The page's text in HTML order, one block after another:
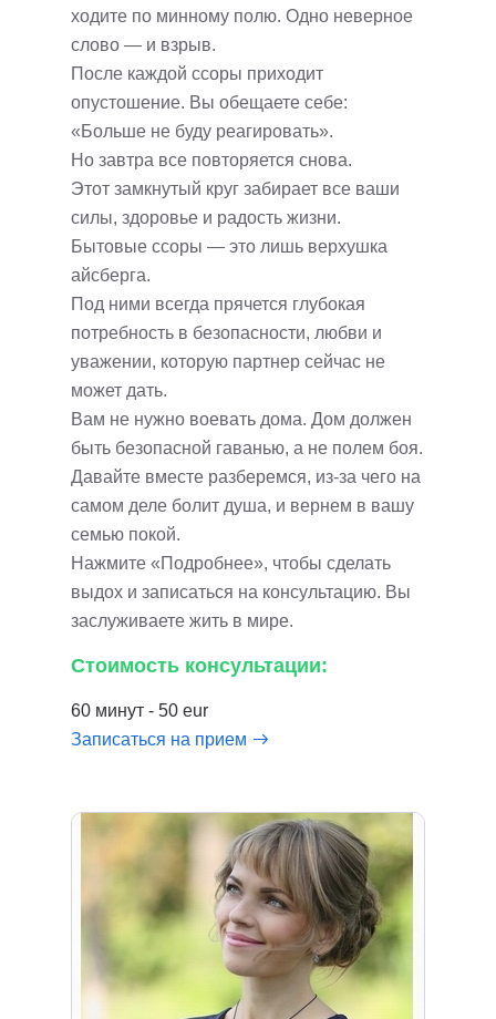
ходите по минному полю. Одно неверное
слово — и взрыв.
После каждой ссоры приходит
опустошение. Вы обещаете себе:
«Больше не буду реагировать».
Но завтра все повторяется снова.
Этот замкнутый круг забирает все ваши
силы, здоровье и радость жизни.
Бытовые ссоры — это лишь верхушка
айсберга.
Под ними всегда прячется глубокая
потребность в безопасности, любви и
уважении, которую партнер сейчас не
может дать.
Вам не нужно воевать дома. Дом должен
быть безопасной гаванью, а не полем боя.
Давайте вместе разберемся, из-за чего на
самом деле болит душа, и вернем в вашу
семью покой.
Нажмите «Подробнее», чтобы сделать
выдох и записаться на консультацию. Вы
заслуживаете жить в мире.
Стоимость консультации:
60 минут - 50 eur
Записаться на прием